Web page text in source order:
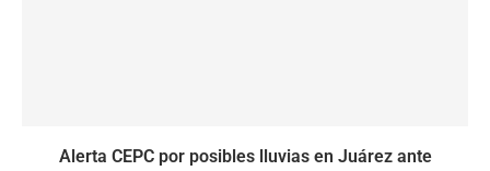
Alerta CEPC por posibles lluvias en Juárez ante